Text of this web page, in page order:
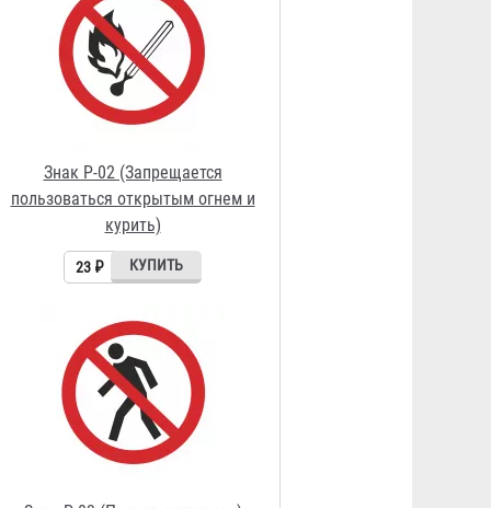
Знак P-03 (Проход запрещен)
Знак P-04 (Запрещается тушить